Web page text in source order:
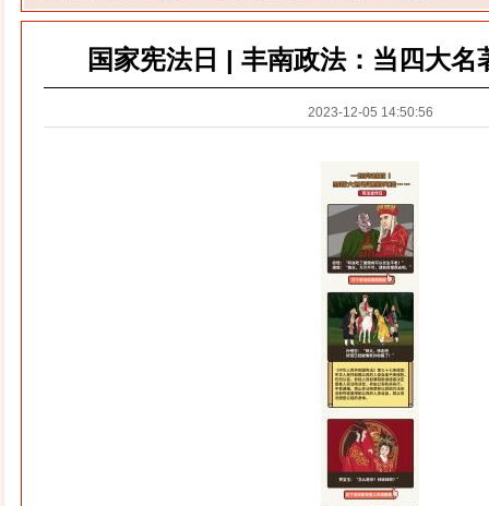
国家宪法日 | 丰南政法：当四大名
2023-12-05 14:50:56